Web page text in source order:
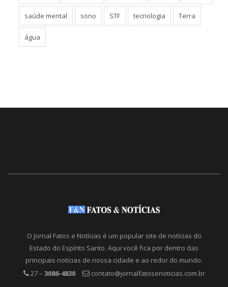
saúde mental sono STF tecnologia Terra
água
O Jornal Fatos e Notícias é um popular site de notícias do
Estado do Espírito Santo. Aqui você fica por dentro das
principais notícias de nossa cidade e ao redor do mundo.
27 – 3086-4830 contato@jornalfatosenoticias.com.br